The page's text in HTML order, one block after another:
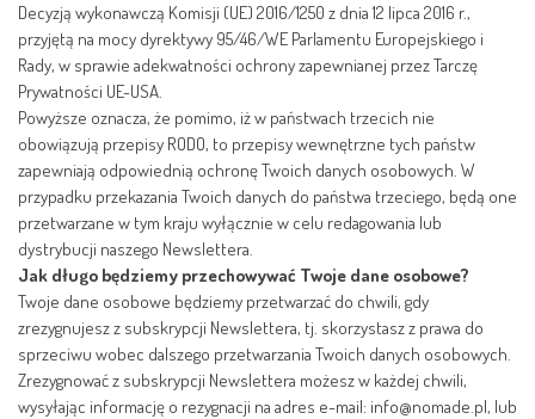
Decyzją wykonawczą Komisji (UE) 2016/1250 z dnia 12 lipca 2016 r.,
przyjętą na mocy dyrektywy 95/46/WE Parlamentu Europejskiego i
Rady, w sprawie adekwatności ochrony zapewnianej przez Tarczę
Prywatności UE-USA.
Powyższe oznacza, że pomimo, iż w państwach trzecich nie
obowiązują przepisy RODO, to przepisy wewnętrzne tych państw
zapewniają odpowiednią ochronę Twoich danych osobowych. W
przypadku przekazania Twoich danych do państwa trzeciego, będą one
przetwarzane w tym kraju wyłącznie w celu redagowania lub
dystrybucji naszego Newslettera.
Jak długo będziemy przechowywać Twoje dane osobowe?
Twoje dane osobowe będziemy przetwarzać do chwili, gdy
zrezygnujesz z subskrypcji Newslettera, tj. skorzystasz z prawa do
sprzeciwu wobec dalszego przetwarzania Twoich danych osobowych.
Zrezygnować z subskrypcji Newslettera możesz w każdej chwili,
wysyłając informację o rezygnacji na adres e-mail: info@nomade.pl, lub